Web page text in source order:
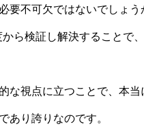
要不可欠ではないでしょう
ら検証し解決することで
な視点に立つことで、本当
あり誇りなのです。